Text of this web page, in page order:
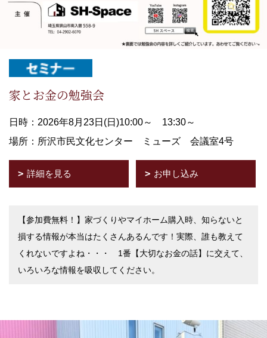
家とお金の勉強会
日時：2026年8月23日(日)10:00～ 13:30～
場所：所沢市民文化センター ミューズ 会議室4号
詳細を見る お申し込み
【参加費無料！】家づくりやマイホーム購入時、知らないと
損する情報が本当はたくさんあるんです！実際、誰も教えて
くれないですよね・・・ 1番【大切なお金の話】に交えて、
いろいろな情報を吸収してください。